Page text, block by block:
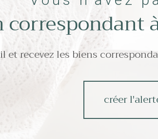
correspondant
et recevez les biens
créer